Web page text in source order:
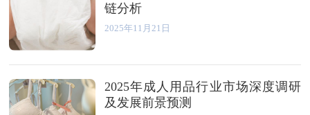
链分析
2025年11月21日
2025年成人用品行业市场深度调研
及发展前景预测